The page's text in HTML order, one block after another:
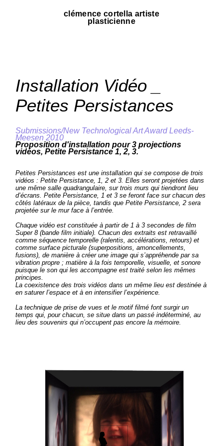
clémence cortella artiste
plasticienne
Installation Vidéo _
Petites Persistances
Submissions/New Technological Art Award Leeds-
Meesen 2010
Proposition d'installation pour 3 projections
vidéos, Petite Persistance 1, 2, 3.
Petites Persistances est une installation qui se compose de trois
vidéos : Petite Persistance, 1, 2 et 3. Elles seront projetées dans
une même salle quadrangulaire, sur trois murs qui tiendront lieu
d’écrans. Petite Persistance, 1 et 3 se feront face sur chacun des
côtés latéraux de la pièce, tandis que Petite Persistance, 2 sera
projetée sur le mur face à l’entrée.
Chaque vidéo est constituée à partir de 1 à 3 secondes de film
Super 8 (bande film initiale). Chacun des extraits est retravaillé
comme séquence temporelle (ralentis, accélérations, retours) et
comme surface picturale (superpositions, amoncellements,
fusions), de manière à créer une image qui s’appréhende par sa
vibration propre ; matière à la fois temporelle, visuelle, et sonore
puisque le son qui les accompagne est traité selon les mêmes
principes.
La coexistence des trois vidéos dans un même lieu est destinée à
en saturer l’espace et à en intensifier l’expérience.
La technique de prise de vues et le motif filmé font surgir un
temps qui, pour chacun, se situe dans un passé indéterminé, au
lieu des souvenirs qui n’occupent pas encore la mémoire.